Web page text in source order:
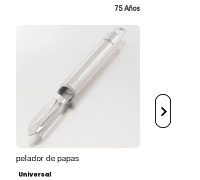
75 Años
pelador de papas
Universal